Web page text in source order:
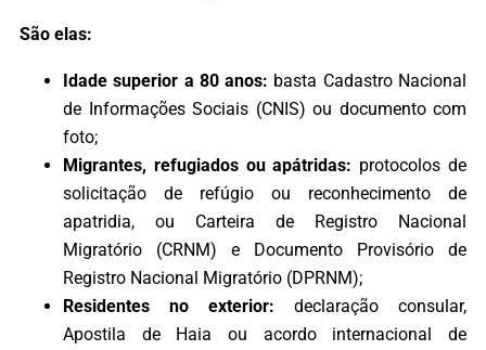
São elas:
Idade superior a 80 anos: basta Cadastro Nacional
de Informações Sociais (CNIS) ou documento com
foto;
Migrantes, refugiados ou apátridas: protocolos de
solicitação de refúgio ou reconhecimento de
apatridia, ou Carteira de Registro Nacional
Migratório (CRNM) e Documento Provisório de
Registro Nacional Migratório (DPRNM);
Residentes no exterior: declaração consular,
Apostila de Haia ou acordo internacional de